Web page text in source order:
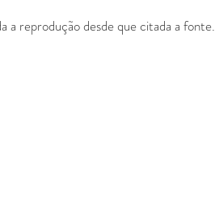
reprodução desde que citada a fonte.